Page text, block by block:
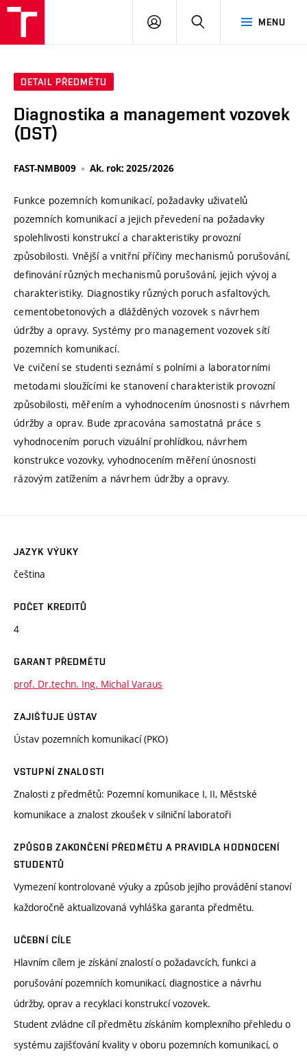
MENU
PŘIHLÁSIT
DETAIL PŘEDMĚTU
Diagnostika a management vozovek
(DST)
FAST-NMB009 Ak. rok: 2025/2026
Funkce pozemních komunikací, požadavky uživatelů
pozemních komunikací a jejich převedení na požadavky
spolehlivosti konstrukcí a charakteristiky provozní
způsobilosti. Vnější a vnitřní příčiny mechanismů porušování,
definování různých mechanismů porušování, jejich vývoj a
charakteristiky. Diagnostiky různých poruch asfaltových,
cementobetonových a dlážděných vozovek s návrhem
údržby a opravy. Systémy pro management vozovek sítí
pozemních komunikací.
Ve cvičení se studenti seznámí s polními a laboratorními
metodami sloužícími ke stanovení charakteristik provozní
způsobilosti, měřením a vyhodnocením únosnosti s návrhem
údržby a oprav. Bude zpracována samostatná práce s
vyhodnocením poruch vizuální prohlídkou, návrhem
konstrukce vozovky, vyhodnocením měření únosnosti
rázovým zatížením a návrhem údržby a opravy.
JAZYK VÝUKY
čeština
POČET KREDITŮ
4
GARANT PŘEDMĚTU
prof. Dr.techn. Ing. Michal Varaus
ZAJIŠŤUJE ÚSTAV
Ústav pozemních komunikací (PKO)
VSTUPNÍ ZNALOSTI
Znalosti z předmětů: Pozemní komunikace I, II, Městské
komunikace a znalost zkoušek v silniční laboratoři
ZPŮSOB ZAKONČENÍ PŘEDMĚTU A PRAVIDLA HODNOCENÍ
STUDENTŮ
Vymezení kontrolované výuky a způsob jejího provádění stanoví
každoročně aktualizovaná vyhláška garanta předmětu.
UČEBNÍ CÍLE
Hlavním cílem je získání znalostí o požadavcích, funkci a
porušování pozemních komunikací, diagnostice a návrhu
údržby, oprav a recyklaci konstrukcí vozovek.
Student zvládne cíl předmětu získáním komplexního přehledu o
systému zajišťování kvality v oboru pozemních komunikací, o